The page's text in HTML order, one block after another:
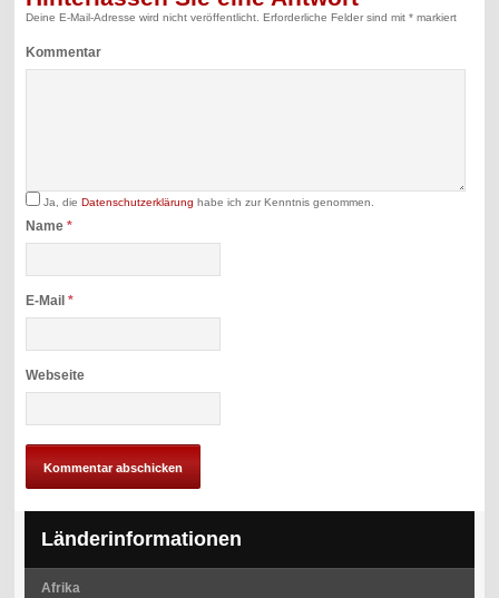
Deine E-Mail-Adresse wird nicht veröffentlicht. Erforderliche Felder sind mit* markiert
Kommentar
Ja, dieDatenschutzerklärung habe ich zur Kenntnis genommen.
Name*
E-Mail*
Webseite
Länderinformationen
Afrika